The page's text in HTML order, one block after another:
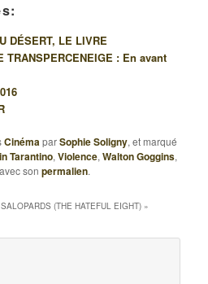
DÉSERT, LE LIVRE
TRANSPERCENEIGE : En avant
CinémaparSophie Soligny, et marqué
Tarantino,Violence,Walton Goggins,
sonpermalien.
(THE HATEFUL EIGHT) »